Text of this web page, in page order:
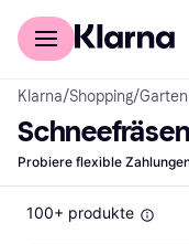
Für Shopper
Klarna/Shopping/
Schneefräsen
Probiere flexible
100+ produkte